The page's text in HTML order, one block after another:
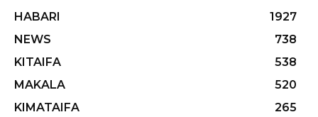
HABARI
1927
NEWS
738
KITAIFA
538
MAKALA
520
KIMATAIFA
265